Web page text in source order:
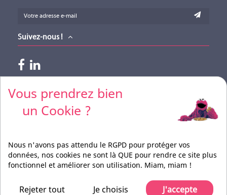
Vous prendrez bien
un Cookie ?
Nous n'avons pas attendu le RGPD pour protéger vos
données, nos cookies ne sont là QUE pour rendre ce site plus
fonctionnel et améliorer son utilisation. Miam, miam !
Rejeter tout Je choisis J'accepte
Suivez-nous !
Paiements acceptés
Pour vos règlements par CB, merci de nous contacter
Pilote Films Tous droits réservés Réalisation BEFORCOM